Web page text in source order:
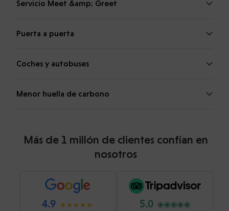
Servicio Meet &amp; Greet
Puerta a puerta
Coches y autobuses
Menor huella de carbono
Más de 1 millón de clientes confían en
nosotros
4.9 5.0